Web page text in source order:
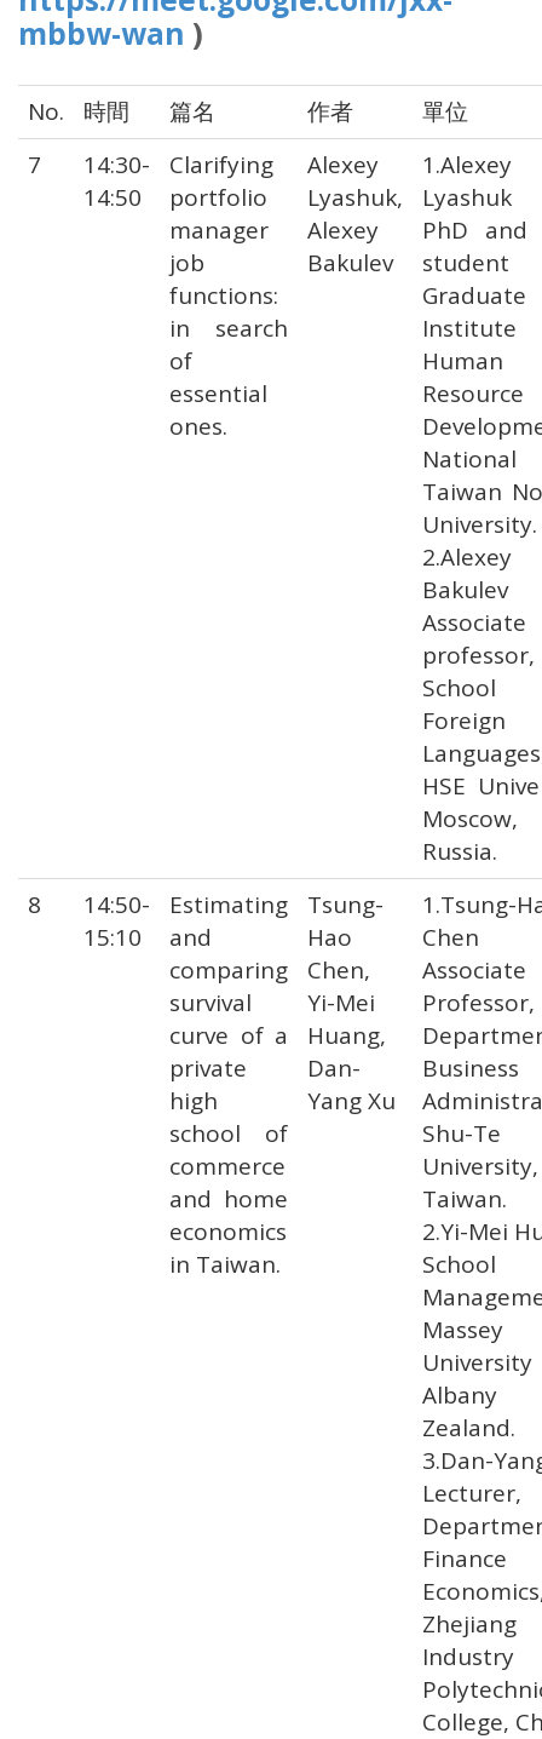
mbbw-wan )
No. 時間 篇名 作者
單位
7
14:30-
14:50
Clarifying
portfolio
manager
job
functions:
in search
of
essential
ones.
Alexey
Lyashuk,
Alexey
Bakulev
1.Alexey
Lyashuk
PhD and
Graduate
Human
Resource
National
Taiwan
University.
2.Alexey
Bakulev
Associate
professor,
Foreign
HSE
Moscow,
Russia.
8
14:50-
15:10
Estimating
and
comparing
survival
curve of a
private
high
school of
commerce
and home
economics
in Taiwan.
Tsung-
Hao
Chen,
Yi-Mei
Huang,
Dan-
Yang Xu
1.Tsung-
Chen
Associate
Professor,
Business
Shu-Te
University,
Taiwan.
2.Yi-Mei
Massey
University
Albany
Zealand.
3.Dan-
Lecturer,
Finance
Zhejiang
Industry
College,